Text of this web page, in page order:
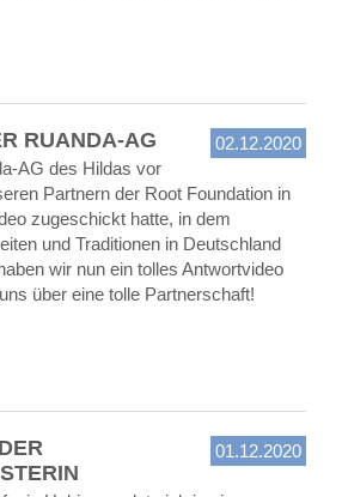
02.12.2020
RUANDA-AG
AG des Hildas vor
Partnern der Root Foundation in
zugeschickt hatte, in dem
und Traditionen in Deutschland
wir nun ein tolles Antwortvideo
über eine tolle Partnerschaft!
01.12.2020